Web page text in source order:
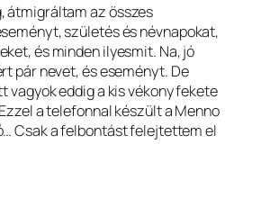
átmigráltam az összes
születés és névnapokat,
és minden ilyesmit. Na, jó
pár nevet, és eseményt. De
vagyok eddig a kis vékony fekete
a telefonnal készült a Menno
Csak a felbontást felejtettem el